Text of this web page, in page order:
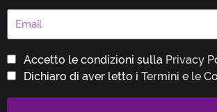
Accetto le condizioni sulla Privacy
Dichiaro di aver letto i Termini e le